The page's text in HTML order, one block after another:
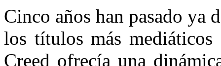
Cinco años han pasado ya
los títulos más mediáticos
Creed ofrecía una